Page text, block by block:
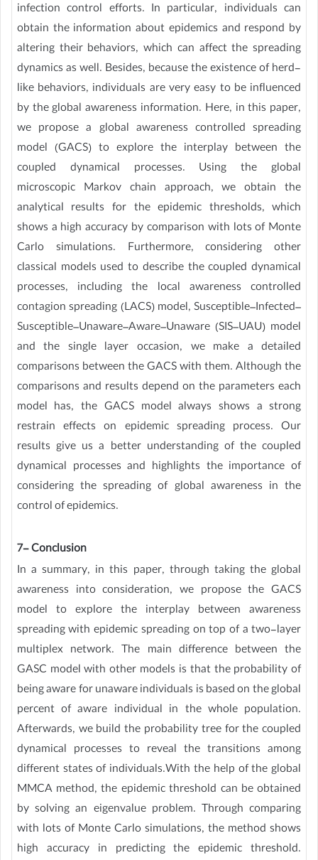
infection control efforts. In particular, individuals can
obtain the information about epidemics and respond by
altering their behaviors, which can affect the spreading
dynamics as well. Besides, because the existence of herd-
like behaviors, individuals are very easy to be influenced
by the global awareness information. Here, in this paper,
we propose a global awareness controlled spreading
model (GACS) to explore the interplay between the
coupled dynamical processes. Using the global
microscopic Markov chain approach, we obtain the
analytical results for the epidemic thresholds, which
shows a high accuracy by comparison with lots of Monte
Carlo simulations. Furthermore, considering other
classical models used to describe the coupled dynamical
processes, including the local awareness controlled
contagion spreading (LACS) model, Susceptible–Infected–
Susceptible–Unaware–Aware–Unaware (SIS–UAU) model
and the single layer occasion, we make a detailed
comparisons between the GACS with them. Although the
comparisons and results depend on the parameters each
model has, the GACS model always shows a strong
restrain effects on epidemic spreading process. Our
results give us a better understanding of the coupled
dynamical processes and highlights the importance of
considering the spreading of global awareness in the
control of epidemics.
7- Conclusion
In a summary, in this paper, through taking the global
awareness into consideration, we propose the GACS
model to explore the interplay between awareness
spreading with epidemic spreading on top of a two-layer
multiplex network. The main difference between the
GASC model with other models is that the probability of
being aware for unaware individuals is based on the global
percent of aware individual in the whole population.
Afterwards, we build the probability tree for the coupled
dynamical processes to reveal the transitions among
different states of individuals.With the help of the global
MMCA method, the epidemic threshold can be obtained
by solving an eigenvalue problem. Through comparing
with lots of Monte Carlo simulations, the method shows
high accuracy in predicting the epidemic threshold.